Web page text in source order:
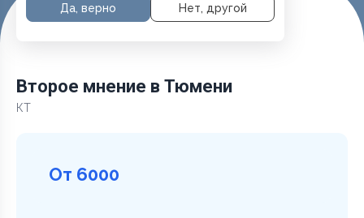
Да, верно Нет, другой
Главная Услуги и цены КТ Второе мнение
Второе мнение в Тюмени
КТ
От 6000